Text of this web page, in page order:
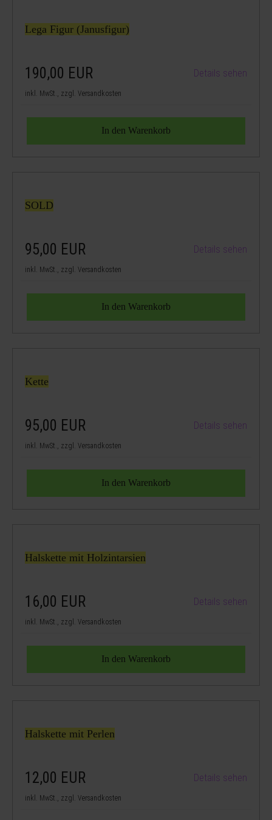
Lega Figur (Janusfigur)
190,00 EUR Details sehen
inkl. MwSt., zzgl. Versandkosten
SOLD
95,00 EUR Details sehen
inkl. MwSt., zzgl. Versandkosten
Kette
95,00 EUR Details sehen
inkl. MwSt., zzgl. Versandkosten
Halskette mit Holzintarsien
16,00 EUR Details sehen
inkl. MwSt., zzgl. Versandkosten
Halskette mit Perlen
12,00 EUR Details sehen
inkl. MwSt., zzgl. Versandkosten